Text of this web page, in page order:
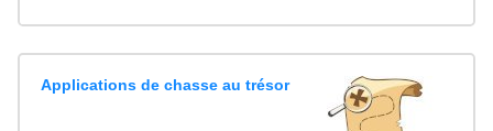
Applications de chasse au trésor